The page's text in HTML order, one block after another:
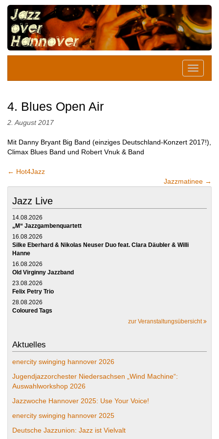
4. Blues Open Air
2. August 2017
Mit Danny Bryant Big Band (einziges Deutschland-Konzert 2017!),
Climax Blues Band und Robert Vnuk & Band
← Hot4Jazz
Jazzmatinee →
Jazz Live
14.08.2026
„M“ Jazzgambenquartett
16.08.2026
Silke Eberhard & Nikolas Neuser Duo feat. Clara Däubler & Willi
Hanne
16.08.2026
Old Virginny Jazzband
23.08.2026
Felix Petry Trio
28.08.2026
Coloured Tags
zur Veranstaltungsübersicht
Aktuelles
enercity swinging hannover 2026
Jugendjazzorchester Niedersachsen „Wind Machine“:
Auswahlworkshop 2026
Jazzwoche Hannover 2025: Use Your Voice!
enercity swinging hannover 2025
Deutsche Jazzunion: Jazz ist Vielvalt